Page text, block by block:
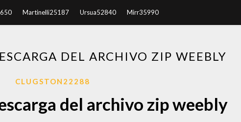
Martinelli25187 Ursua52840 Mirr35990
DEL ARCHIVO ZIP WEEBLY
CLUGSTON22288
del archivo zip weebly